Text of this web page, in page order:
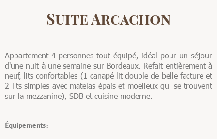
Suite Arcachon
Appartement 4 personnes tout équipé, idéal pour un séjour
d'une nuit à une semaine sur Bordeaux. Refait entièrement à
neuf, lits confortables (1 canapé lit double de belle facture et
2 lits simples avec matelas épais et moelleux qui se trouvent
sur la mezzanine), SDB et cuisine moderne.
Équipements :